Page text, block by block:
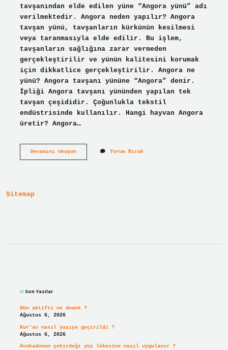
tavşanından elde edilen yüne “Angora yünü” adı
verilmektedir. Angora neden yapılır? Angora
tavşan yünü, tavşanların kürkünün kesilmesi
veya taranmasıyla elde edilir. Bu işlem,
tavşanların sağlığına zarar vermeden
gerçekleştirilir ve yünün kalitesini korumak
için dikkatlice gerçekleştirilir. Angora ne
yünü? Angora tavşanı yününe “Angora” denir.
İpliği Angora tavşanı yününden yapılan tek
tavşan çeşididir. Çoğunlukla tekstil
endüstrisinde kullanılır. Hangi hayvan Angora
üretir? Angora…
Devamını okuyunAngora
Yorum Bırak
Sitemap
Son Yazılar
Dün aktifti ne demek ?
Ağustos 6, 2026
Kur’an nasıl yazıya geçirildi ?
Ağustos 6, 2026
Avokadonun çekirdeği yüz lekesine nasıl uygulanır ?